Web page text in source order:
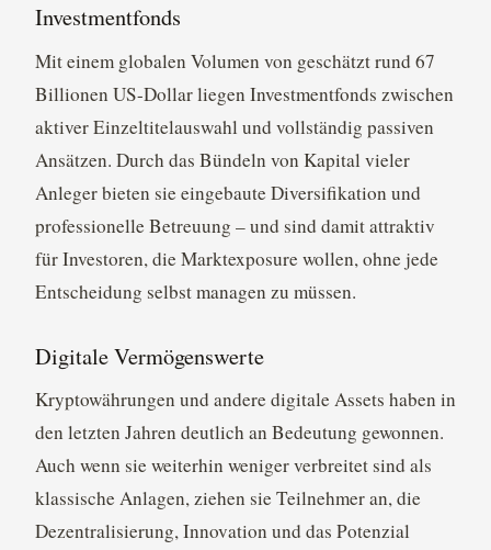
Investmentfonds
Mit einem globalen Volumen von geschätzt rund 67
Billionen US-Dollar liegen Investmentfonds zwischen
aktiver Einzeltitelauswahl und vollständig passiven
Ansätzen. Durch das Bündeln von Kapital vieler
Anleger bieten sie eingebaute Diversifikation und
professionelle Betreuung – und sind damit attraktiv
für Investoren, die Marktexposure wollen, ohne jede
Entscheidung selbst managen zu müssen.
Digitale Vermögenswerte
Kryptowährungen und andere digitale Assets haben in
den letzten Jahren deutlich an Bedeutung gewonnen.
Auch wenn sie weiterhin weniger verbreitet sind als
klassische Anlagen, ziehen sie Teilnehmer an, die
Dezentralisierung, Innovation und das Potenzial